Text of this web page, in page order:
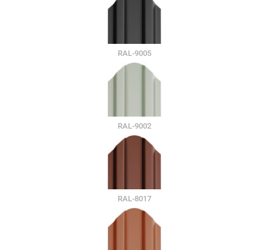
RAL-9005
RAL-9002
RAL-8017